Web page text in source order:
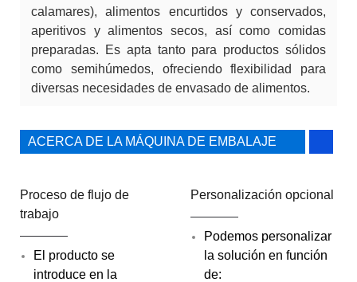
calamares), alimentos encurtidos y conservados,
aperitivos y alimentos secos, así como comidas
preparadas. Es apta tanto para productos sólidos
como semihúmedos, ofreciendo flexibilidad para
diversas necesidades de envasado de alimentos.
ACERCA DE LA MÁQUINA DE EMBALAJE
Proceso de flujo de
trabajo
El producto se
introduce en la
Personalización opcional
Podemos personalizar
la solución en función
de: